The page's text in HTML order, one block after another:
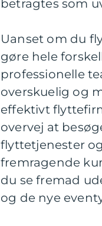
betragtes som
Uanset om du
gøre hele
professionelle
overskuelig og
effektivt
overvej at
flyttetjenester
fremragende
du se fremad
og de nye